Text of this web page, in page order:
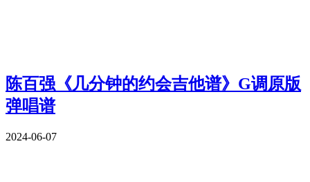
陈百强《几分钟的约会吉他谱》G调原版
弹唱谱
2024-06-07